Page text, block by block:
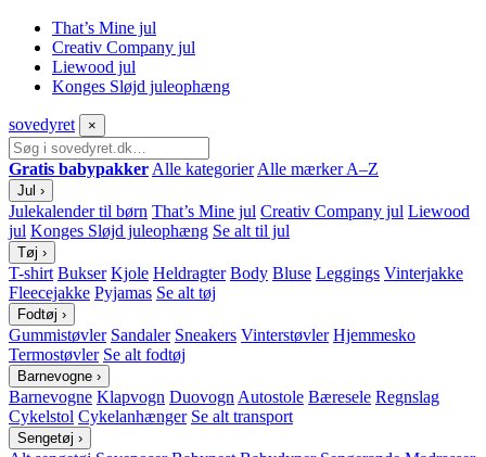
That’s Mine jul
Creativ Company jul
Liewood jul
Konges Sløjd juleophæng
sovedyret ×
Gratis babypakker Alle kategorier Alle mærker A–Z
Jul ›
Julekalender til børn That’s Mine jul Creativ Company jul Liewood
jul Konges Sløjd juleophæng Se alt til jul
Tøj ›
T-shirt Bukser Kjole Heldragter Body Bluse Leggings Vinterjakke
Fleecejakke Pyjamas Se alt tøj
Fodtøj ›
Gummistøvler Sandaler Sneakers Vinterstøvler Hjemmesko
Termostøvler Se alt fodtøj
Barnevogne ›
Barnevogne Klapvogn Duovogn Autostole Bæresele Regnslag
Cykelstol Cykelanhænger Se alt transport
Sengetøj ›